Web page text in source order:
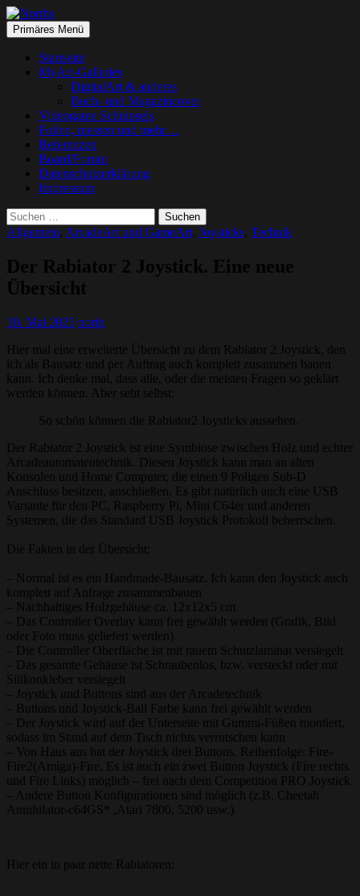
Norths
Suchen
Primäres Menü Springe
zum
Startseite
MyArt-Galleries
DigitalArt & anderes
Buch- und Magazincover
Videogame Schnipsels
Folien, messen und mehr…
Referenzen
Board/Forum
Datenschutzerklärung
Impressum
Suchen
nach:
Allgemein ArcadeArt und GameArt Joysticks Technik
Der Rabiator 2 Joystick. Eine neue
Übersicht
30. Mai 2025 north
Hier mal eine erweiterte Übersicht zu dem Rabiator 2 Joystick, den
ich als Bausatz und per Auftrag auch komplett zusammen bauen
kann. Ich denke mal, dass alle, oder die meisten Fragen so geklärt
werden können. Aber seht selbst:
So schön können die Rabiator2 Joysticks aussehen.
Der Rabiator 2 Joystick ist eine Symbiose zwischen Holz und echter
Arcadeautomatentechnik. Diesen Joystick kann man an alten
Konsolen und Home Computer, die einen 9 Poligen Sub-D
Anschluss besitzen, anschließen. Es gibt natürlich auch eine USB
Variante für den PC, Raspberry Pi, Mini C64er und anderen
Systemen, die das Standard USB Joystick Protokoll beherrschen.
Die Fakten in der Übersicht:
– Normal ist es ein Handmade-Bausatz. Ich kann den Joystick auch
komplett auf Anfrage zusammenbauen
– Nachhaltiges Holzgehäuse ca. 12x12x5 cm
– Das Controller Overlay kann frei gewählt werden (Grafik, Bild
oder Foto muss geliefert werden)
– Die Controller Oberfläche ist mit rauem Schutzlaminat versiegelt
– Das gesamte Gehäuse ist Schraubenlos, bzw. versteckt oder mit
Silikonkleber versiegelt
– Joystick und Buttons sind aus der Arcadetechnik
– Buttons und Joystick-Ball Farbe kann frei gewählt werden
– Der Joystick wird auf der Unterseite mit Gummi-Füßen montiert,
sodass im Stand auf dem Tisch nichts verrutschen kann
– Von Haus aus hat der Joystick drei Buttons. Reihenfolge: Fire-
Fire2(Amiga)-Fire. Es ist auch ein zwei Button Joystick (Fire rechts
und Fire Links) möglich – frei nach dem Competition PRO Joystick
– Andere Button Konfigurationen sind möglich (z.B. Cheetah
Annihilator-c64GS* ,Atari 7800, 5200 usw.)
Hier ein in paar nette Rabiatoren: